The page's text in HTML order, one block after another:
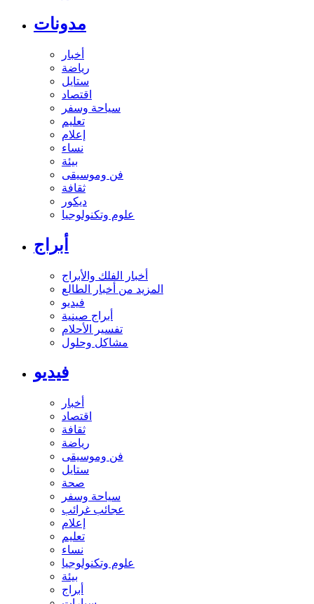
مدونات
أخبار
رياضة
ستايل
اقتصاد
سياحة وسفر
تعليم
إعلام
نساء
بيئة
فن وموسيقى
ثقافة
ديكور
علوم وتكنولوجيا
أبراج
أخبار الفلك والأبراج
المزيد من أخبار الطالع
فيديو
أبراج صينية
تفسير الأحلام
مشاكل وحلول
فيديو
أخبار
اقتصاد
ثقافة
رياضة
فن وموسيقى
ستايل
صحة
سياحة وسفر
عجائب غرائب
إعلام
تعليم
نساء
علوم وتكنولوجيا
بيئة
أبراج